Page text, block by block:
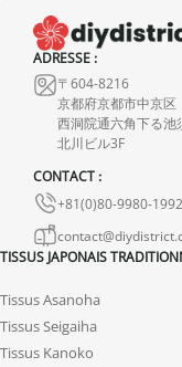
neuf et dans son
le montant de votre
Aucun remboursement
endommagés.
En cas de défaut de
avec photos ou vidéo,
solution rapide et
ADRESSE :
〒604-8216
京都府京都市中京区
西洞院通六角下る池
北川ビル3F
CONTACT :
+81(0)80-9980-1992
TISSUS JAPONAIS
Tissus Asanoha
Tissus Seigaiha
Tissus Kanoko